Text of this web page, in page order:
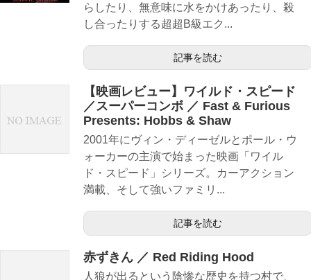
らしたり、無意味に水をかけあったり、殺
し合ったりする超超B級エク...
記事を読む
【映画レビュー】ワイルド・スピード
／スーパーコンボ ／ Fast & Furious
Presents: Hobbs & Shaw
2001年にヴィン・ディーゼルとポール・ウ
ォーカーの主演で始まった映画「ワイル
ド・スピード」シリーズ。カーアクション
満載、そして強いファミリ...
記事を読む
赤ずきん ／ Red Riding Hood
人狼が出るという陰惨な歴史を持つ村で、